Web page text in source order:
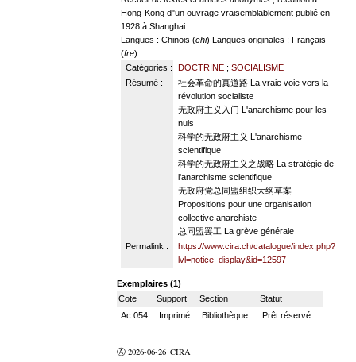
Hong-Kong d"un ouvrage vraisemblablement publié en
1928 à Shanghai .
Langues : Chinois (chi)Langues originales : Français
(fre)
Catégories :
DOCTRINE; SOCIALISME
Résumé :
社会革命的真道路 La vraie voie vers la
révolution socialiste
无政府主义入门 L'anarchisme pour les
nuls
科学的无政府主义 L'anarchisme
scientifique
科学的无政府主义之战略 La stratégie de
l'anarchisme scientifique
无政府党总同盟组织大纲草案
Propositions pour une organisation
collective anarchiste
总同盟罢工 La grève générale
Permalink :
https://www.cira.ch/catalogue/index.php?
lvl=notice_display&id=12597
Exemplaires (1)
Cote
Support Section
Statut
Ac 054
Imprimé Bibliothèque Prêt réservé
Ⓐ 2026-06-26 CIRA